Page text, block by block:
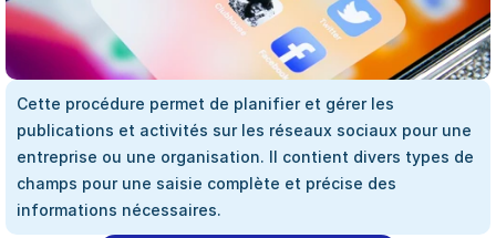
Cette procédure permet de planifier et gérer les
publications et activités sur les réseaux sociaux pour une
entreprise ou une organisation. Il contient divers types de
champs pour une saisie complète et précise des
informations nécessaires.